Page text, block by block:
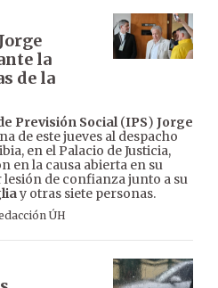
la
de la
Previsión Social(IPS) Jorge
de este jueves al despacho
en el Palacio de Justicia,
en la causa abierta en su
de confianza junto a su
y otras siete personas.
ÚH